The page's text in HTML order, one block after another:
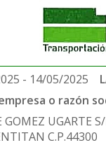
- 14/05/2025
o razón
GOMEZ UGARTE
C.P.44300